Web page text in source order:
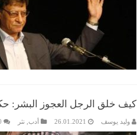
كيف خلق الرجل العجوز البشر:
وليد يوسف 26.01.2021 أدب نثر